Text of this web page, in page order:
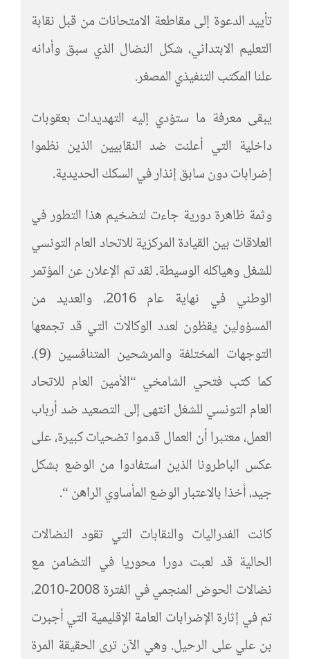
تأييد الدعوة إلى مقاطعة الامتحانات من قبل نقابة
التعليم الابتدائي، شكل النضال الذي سبق وأدانه
علنا المكتب التنفيذي المصغر.
يبقى معرفة ما ستؤدي إليه التهديدات بعقوبات
داخلية التي أعلنت ضد النقابيين الذين نظموا
إضرابات دون سابق إنذار في السكك الحديدية.
وثمة ظاهرة دورية جاءت لتضخيم هذا التطور في
العلاقات بين القيادة المركزية للاتحاد العام التونسي
للشغل وهياكله الوسيطة. لقد تم الإعلان عن المؤتمر
الوطني في نهاية عام 2016، والعديد من
المسؤولين يقظون لعدد الوكالات التي قد تجمعها
التوجهات المختلفة والمرشحين المتنافسين (9).
كما كتب فتحي الشامخي “الأمين العام للاتحاد
العام التونسي للشغل انتهى إلى التصعيد ضد أرباب
العمل، معتبرا أن العمال قدموا تضحيات كبيرة، على
عكس الباطرونا الذين استفادوا من الوضع بشكل
جيد، أخذا بالاعتبار الوضع المأساوي الراهن “.
كانت الفدراليات والنقابات التي تقود النضالات
الحالية قد لعبت دورا محوريا في التضامن مع
نضالات الحوض المنجمي في الفترة 2008-2010،
تم في إثارة الإضرابات العامة الإقليمية التي أجبرت
بن علي على الرحيل. وهي الآن ترى الحقيقة المرة